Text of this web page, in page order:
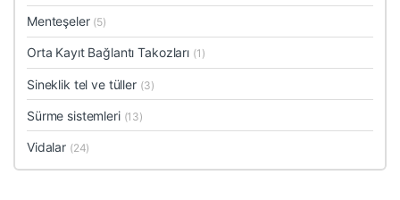
Menteşeler (5)
Orta Kayıt Bağlantı Takozları (1)
Sineklik tel ve tüller (3)
Sürme sistemleri (13)
Vidalar (24)